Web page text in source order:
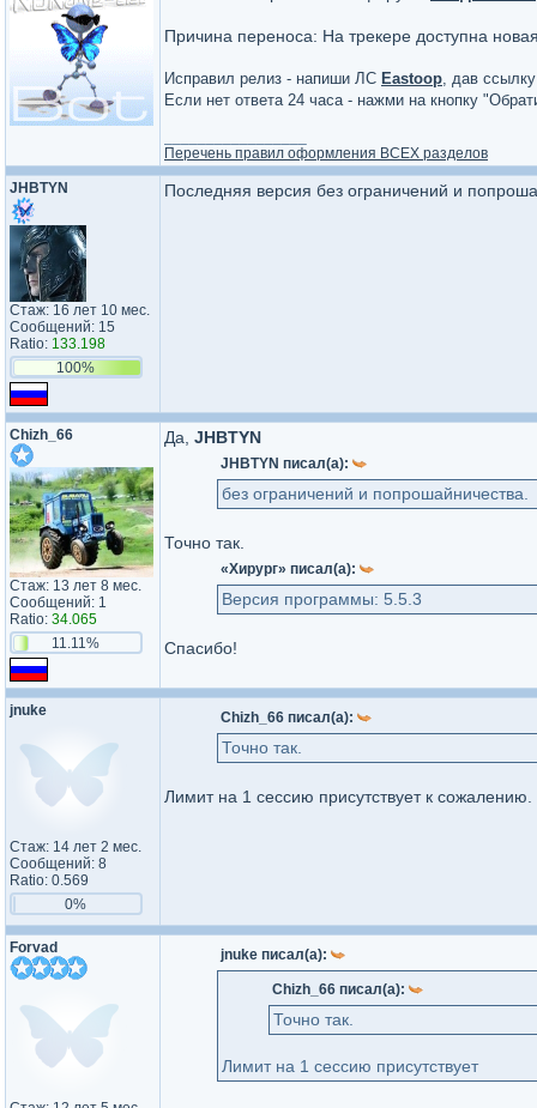
Причина переноса: На трекере доступна
Исправил релиз - напиши ЛС Eastoop, дав
Если нет ответа 24 часа - нажми на кнопку
Перечень правил оформления ВСЕХ разделов
JHBTYN
Стаж: 16 лет 10 мес.
Сообщений: 15
Ratio: 133.198
100%
Последняя версия без ограничений и
Chizh_66
Стаж: 13 лет 8 мес.
Сообщений: 1
Ratio: 34.065
11.11%
Да, JHBTYN
JHBTYN писал(а):
без ограничений и попрошайничества.
Точно так.
«Хирург» писал(а):
Версия программы: 5.5.3
Спасибо!
jnuke
Стаж: 14 лет 2 мес.
Сообщений: 8
Ratio: 0.569
0%
Chizh_66 писал(а):
Точно так.
Лимит на 1 сессию присутствует к
Forvad jnuke писал(а):
Chizh_66 писал(а):
Точно так.
Лимит на 1 сессию присутствует